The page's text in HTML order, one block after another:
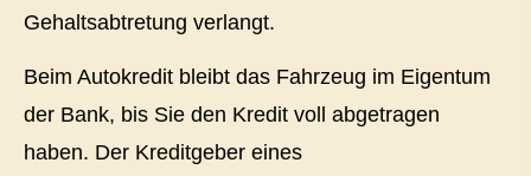
Gehaltsabtretung verlangt.
Beim Autokredit bleibt das Fahrzeug im Eigentum
der Bank, bis Sie den Kredit voll abgetragen
haben. Der Kreditgeber eines